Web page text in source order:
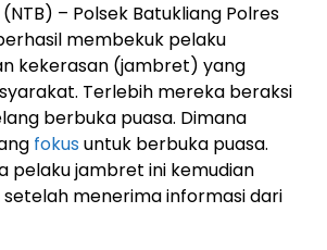
– Polsek Batukliang Polres
membekuk pelaku
kekerasan (jambret) yang
Terlebih mereka beraksi
berbuka puasa. Dimana
fokus untuk berbuka puasa.
pelaku jambret ini kemudian
menerima informasi dari